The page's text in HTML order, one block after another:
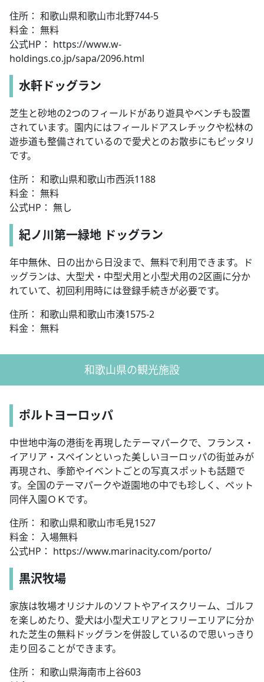
住所： 和歌山県和歌山市北野744-5
料金： 無料
公式HP： https://www.w-
holdings.co.jp/sapa/2096.html
水軒ドッグラン
芝生と砂地の2つのフィールドがあり遊具やベンチも設置
されています。園内にはフィールドアスレチックや松林の
遊歩道も整備されているので愛犬とのお散歩にもピッタリ
です。
住所： 和歌山県和歌山市西浜1188
料金： 無料
公式HP： 無し
紀ノ川第一緑地 ドッグラン
年中無休、日の出から日没まで、無料で利用できます。ド
ッグランは、大型犬・中型犬用と小型犬用の2区画に分か
れていて、初回利用時には登録手続きが必要です。
住所： 和歌山県和歌山市湊1575-2
料金： 無料
和歌山県の観光施設
ポルトヨーロッパ
中世地中海の港街を再現したテーマパークで、フランス・
イアリア・スペインといった美しいヨーロッパの街並みが
再現され、季節やイベントごとの写真スポットも話題で
す。全国のテーマパークや遊園地の中でも珍しく、ペット
同伴入園ＯＫです。
住所： 和歌山県和歌山市毛見1527
料金： 入場無料
公式HP： https://www.marinacity.com/porto/
黒沢牧場
家族は牧場オリジナルのソフトやアイスクリーム、ゴルフ
を楽しめたり、愛犬は小型犬エリアとフリーエリアに分か
れた芝生の無料ドッグランを併設しているので思いっきり
走り回ることができます。
住所： 和歌山県海南市上谷603